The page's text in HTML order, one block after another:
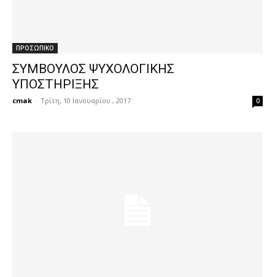
ΠΡΟΣΩΠΙΚΟ
ΣΥΜΒΟΥΛΟΣ ΨΥΧΟΛΟΓΙΚΗΣ
ΥΠΟΣΤΗΡΙΞΗΣ
cmak - Τρίτη, 10 Ιανουαρίου , 2017 0